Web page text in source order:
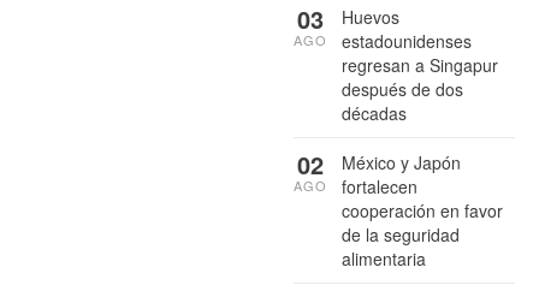
Huevos
estadounidenses
regresan a Singapur
después de dos
décadas
03
AGO
México y Japón
fortalecen
cooperación en favor
de la seguridad
alimentaria
02
AGO